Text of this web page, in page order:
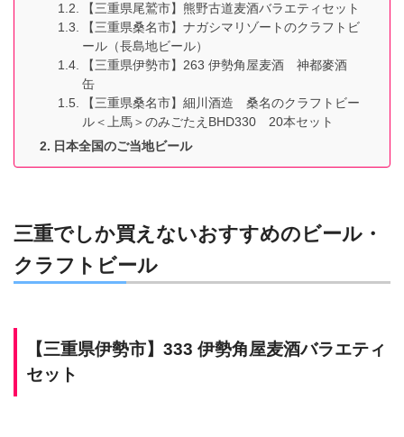
【三重県尾鷲市】熊野古道麦酒バラエティセット
【三重県桑名市】ナガシマリゾートのクラフトビ
ール（長島地ビール）
【三重県伊勢市】263 伊勢角屋麦酒 神都麥酒
缶
【三重県桑名市】細川酒造 桑名のクラフトビー
ル＜上馬＞のみごたえBHD330 20本セット
日本全国のご当地ビール
三重でしか買えないおすすめのビール・
クラフトビール
【三重県伊勢市】 333 伊勢角屋麦酒バラエティ
セット